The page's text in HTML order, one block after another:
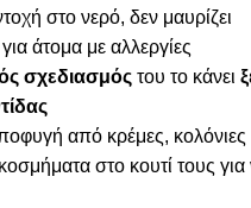
στο νερό, δεν μαυρίζει
άτομα με αλλεργίες
σχεδιασμός του το κάνει
από κρέμες,
στο κουτί τους